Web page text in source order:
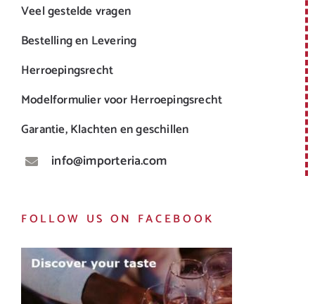
Veel gestelde vragen
Bestelling en Levering
Herroepingsrecht
Modelformulier voor Herroepingsrecht
Garantie, Klachten en geschillen
info@importeria.com
FOLLOW US ON FACEBOOK